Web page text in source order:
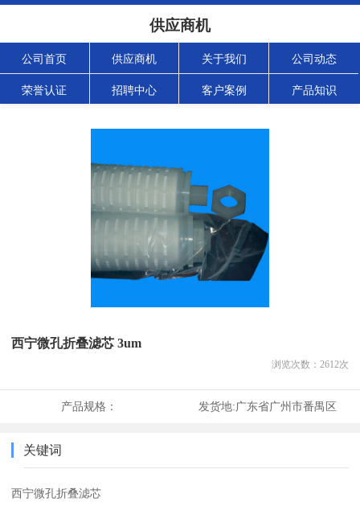
供应商机
公司首页 供应商机 关于我们 公司动态
荣誉认证 招聘中心 客户案例 产品知识
西宁微孔折叠滤芯 3um
浏览次数： 2612次
产品规格： 发货地:广东省广州市番禺区
关键词
西宁微孔折叠滤芯